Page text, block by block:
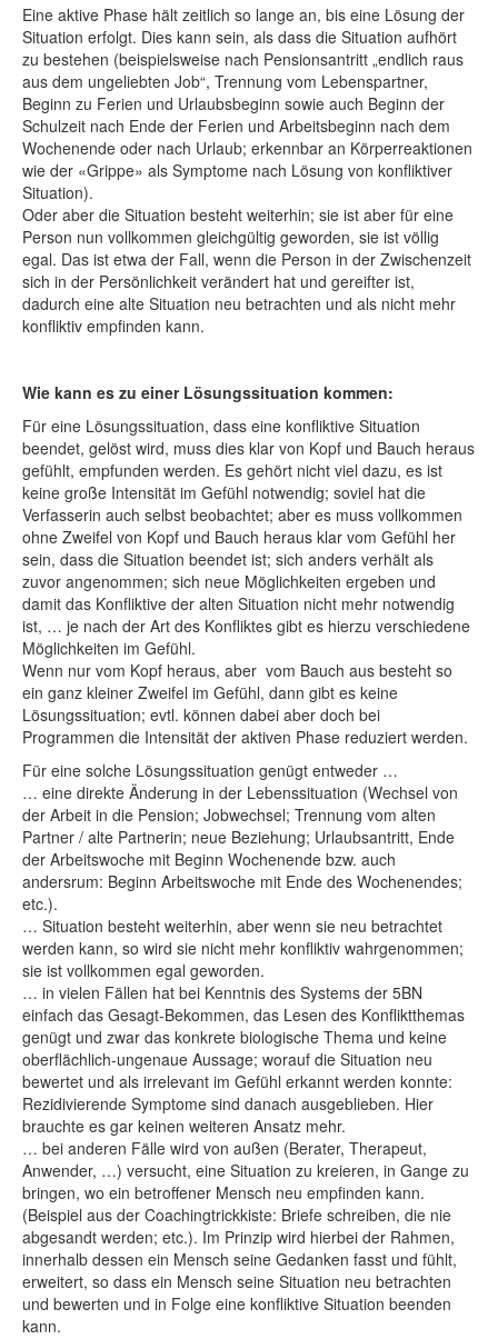
Eine aktive Phase hält zeitlich so lange an, bis eine Lösung der
Situation erfolgt. Dies kann sein, als dass die Situation aufhört
zu bestehen (beispielsweise nach Pensionsantritt „endlich raus
aus dem ungeliebten Job“, Trennung vom Lebenspartner,
Beginn zu Ferien und Urlaubsbeginn sowie auch Beginn der
Schulzeit nach Ende der Ferien und Arbeitsbeginn nach dem
Wochenende oder nach Urlaub; erkennbar an Körperreaktionen
wie der «Grippe» als Symptome nach Lösung von konfliktiver
Situation).
Oder aber die Situation besteht weiterhin; sie ist aber für eine
Person nun vollkommen gleichgültig geworden, sie ist völlig
egal. Das ist etwa der Fall, wenn die Person in der Zwischenzeit
sich in der Persönlichkeit verändert hat und gereifter ist,
dadurch eine alte Situation neu betrachten und als nicht mehr
konfliktiv empfinden kann.
Wie kann es zu einer Lösungssituation kommen:
Für eine Lösungssituation, dass eine konfliktive Situation
beendet, gelöst wird, muss dies klar von Kopf und Bauch heraus
gefühlt, empfunden werden. Es gehört nicht viel dazu, es ist
keine große Intensität im Gefühl notwendig; soviel hat die
Verfasserin auch selbst beobachtet; aber es muss vollkommen
ohne Zweifel von Kopf und Bauch heraus klar vom Gefühl her
sein, dass die Situation beendet ist; sich anders verhält als
zuvor angenommen; sich neue Möglichkeiten ergeben und
damit das Konfliktive der alten Situation nicht mehr notwendig
ist, … je nach der Art des Konfliktes gibt es hierzu verschiedene
Möglichkeiten im Gefühl.
Wenn nur vom Kopf heraus, aber vom Bauch aus besteht so
ein ganz kleiner Zweifel im Gefühl, dann gibt es keine
Lösungssituation; evtl. können dabei aber doch bei
Programmen die Intensität der aktiven Phase reduziert werden.
Für eine solche Lösungssituation genügt entweder …
… eine direkte Änderung in der Lebenssituation (Wechsel von
der Arbeit in die Pension; Jobwechsel; Trennung vom alten
Partner / alte Partnerin; neue Beziehung; Urlaubsantritt, Ende
der Arbeitswoche mit Beginn Wochenende bzw. auch
andersrum: Beginn Arbeitswoche mit Ende des Wochenendes;
etc.).
… Situation besteht weiterhin, aber wenn sie neu betrachtet
werden kann, so wird sie nicht mehr konfliktiv wahrgenommen;
sie ist vollkommen egal geworden.
… in vielen Fällen hat bei Kenntnis des Systems der 5BN
einfach das Gesagt-Bekommen, das Lesen des Konfliktthemas
genügt und zwar das konkrete biologische Thema und keine
oberflächlich-ungenaue Aussage; worauf die Situation neu
bewertet und als irrelevant im Gefühl erkannt werden konnte:
Rezidivierende Symptome sind danach ausgeblieben. Hier
brauchte es gar keinen weiteren Ansatz mehr.
… bei anderen Fälle wird von außen (Berater, Therapeut,
Anwender, …) versucht, eine Situation zu kreieren, in Gange zu
bringen, wo ein betroffener Mensch neu empfinden kann.
(Beispiel aus der Coachingtrickkiste: Briefe schreiben, die nie
abgesandt werden; etc.). Im Prinzip wird hierbei der Rahmen,
innerhalb dessen ein Mensch seine Gedanken fasst und fühlt,
erweitert, so dass ein Mensch seine Situation neu betrachten
und bewerten und in Folge eine konfliktive Situation beenden
kann.